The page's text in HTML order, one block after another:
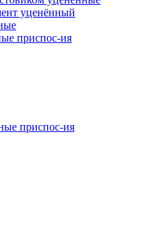
уценённый
приспос-ия
приспос-ия